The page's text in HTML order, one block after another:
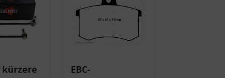
kürzere
EBC-